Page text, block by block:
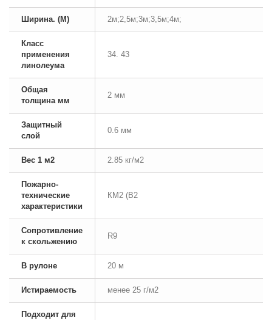
Ширина. (М) 2м;2,5м;3м;3,5м;4м;
Класс
применения
линолеума
34. 43
Общая
толщина мм
2 мм
Защитный
слой
0.6 мм
Вес 1 м2 2.85 кг/м2
Пожарно-
технические
характеристики
КМ2 (В2
Сопротивление
к скольжению
R9
В рулоне 20 м
Истираемость менее 25 г/м2
Подходит для